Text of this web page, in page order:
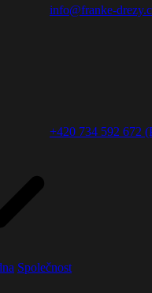
info@franke-
+420 734 592 672
Společnost